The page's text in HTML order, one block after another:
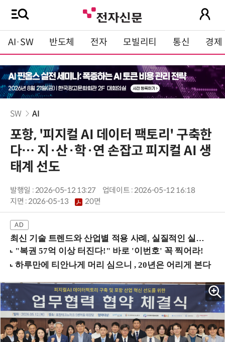
AI·SW 반도체 전자 모빌리티 통신 경제
SW AI
포항, '피지컬 AI 데이터 팩토리' 구축한
다… 지·산·학·연 손잡고 피지컬 AI 생
태계 선도
발행일 : 2026-05-12 13:27
업데이트 : 2026-05-12 16:18
지면 :2026-05-13 20면
최신 기술 트렌드와 산업별 적용 사례, 실질적인 실행 전략을 공유 (9/18 양재역)